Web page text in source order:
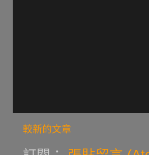
較新的文章